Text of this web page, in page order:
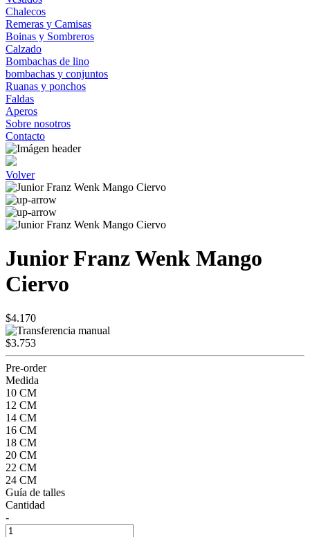
Chalecos
Remeras y Camisas
Boinas y Sombreros
Calzado
Bombachas de lino
bombachas y conjuntos
Ruanas y ponchos
Faldas
Aperos
Sobre nosotros
Contacto
Volver
Junior Franz Wenk Mango
Ciervo
$4.170
$3.753
Pre-order
Medida
10 CM
12 CM
14 CM
16 CM
18 CM
20 CM
22 CM
24 CM
Guía de talles
Cantidad
-